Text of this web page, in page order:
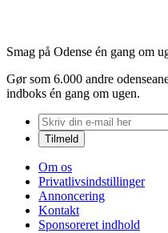
Smag på Odense én gang om
Gør som 6.000 andre
indboks én gang om ugen.
Om os
Privatlivsindstillinger
Annoncering
Kontakt
Sponsoreret indhold